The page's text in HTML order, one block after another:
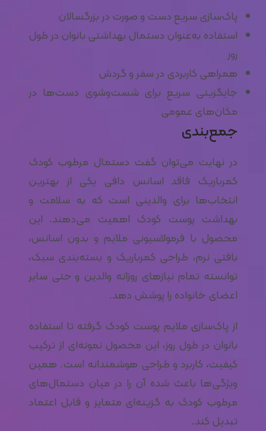
پاک‌سازی سریع دست و صورت در بزرگسالان
استفاده به‌عنوان دستمال بهداشتی بانوان در طول
روز
همراهی کاربردی در سفر و گردش
جایگزینی سریع برای شست‌وشوی دست‌ها در
مکان‌های عمومی
جمع‌بندی
در نهایت می‌توان گفت دستمال مرطوب کودک
کمرباریک فاقد اسانس دافی یکی از بهترین
انتخاب‌ها برای والدینی است که به سلامت و
بهداشت پوست کودک اهمیت می‌دهند. این
محصول با فرمولاسیونی ملایم و بدون اسانس،
بافتی نرم، طراحی کمرباریک و بسته‌بندی سبک،
توانسته تمام نیازهای روزانه والدین و حتی سایر
اعضای خانواده را پوشش دهد.
از پاک‌سازی ملایم پوست کودک گرفته تا استفاده
بانوان در طول روز، این محصول نمونه‌ای از ترکیب
کیفیت، کاربرد و طراحی هوشمندانه است. همین
ویژگی‌ها باعث شده آن را در میان دستمال‌های
مرطوب کودک به گزینه‌ای متمایز و قابل اعتماد
تبدیل کند.